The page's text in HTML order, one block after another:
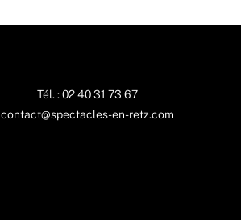
Tél. : 02 40 31 73 67
contact@spectacles-en-retz.com